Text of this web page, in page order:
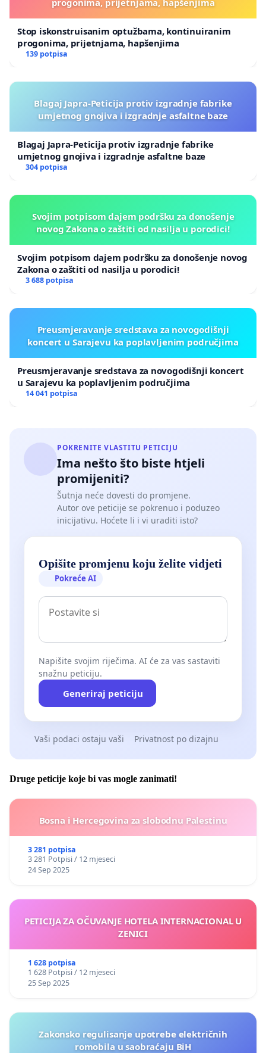
Stop iskonstruisanim optužbama, kontinuiranim
progonima, prijetnjama, hapšenjima
139 potpisa
Blagaj Japra-Peticija protiv izgradnje fabrike
umjetnog gnojiva i izgradnje asfaltne baze
Blagaj Japra-Peticija protiv izgradnje fabrike
umjetnog gnojiva i izgradnje asfaltne baze
304 potpisa
Svojim potpisom dajem podršku za donošenje
novog Zakona o zaštiti od nasilja u porodici!
Svojim potpisom dajem podršku za donošenje novog
Zakona o zaštiti od nasilja u porodici!
3 688 potpisa
Preusmjeravanje sredstava za novogodišnji
koncert u Sarajevu ka poplavljenim područjima
Preusmjeravanje sredstava za novogodišnji koncert
u Sarajevu ka poplavljenim područjima
14 041 potpisa
POKRENITE VLASTITU PETICIJU
Ima nešto što biste htjeli
promijeniti?
Šutnja neće dovesti do promjene.
Autor ove peticije se pokrenuo i poduzeo
inicijativu. Hoćete li i vi uraditi isto?
Opišite promjenu koju želite vidjeti
Pokreće AI
Napišite svojim riječima. AI će za vas sastaviti
snažnu peticiju.
Generiraj peticiju
Vaši podaci ostaju vaši Privatnost po dizajnu
Druge peticije koje bi vas mogle zanimati!
Bosna i Hercegovina za slobodnu Palestinu
3 281 potpisa
3 281 Potpisi / 12 mjeseci
24 Sep 2025
PETICIJA ZA OČUVANJE HOTELA INTERNACIONAL U
ZENICI
1 628 potpisa
1 628 Potpisi / 12 mjeseci
25 Sep 2025
Zakonsko regulisanje upotrebe električnih
romobila u saobraćaju BiH